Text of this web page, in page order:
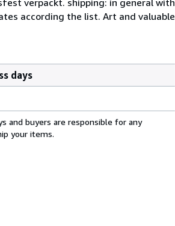
according the list. Art and valuable
days
and buyers are responsible for any
your items.